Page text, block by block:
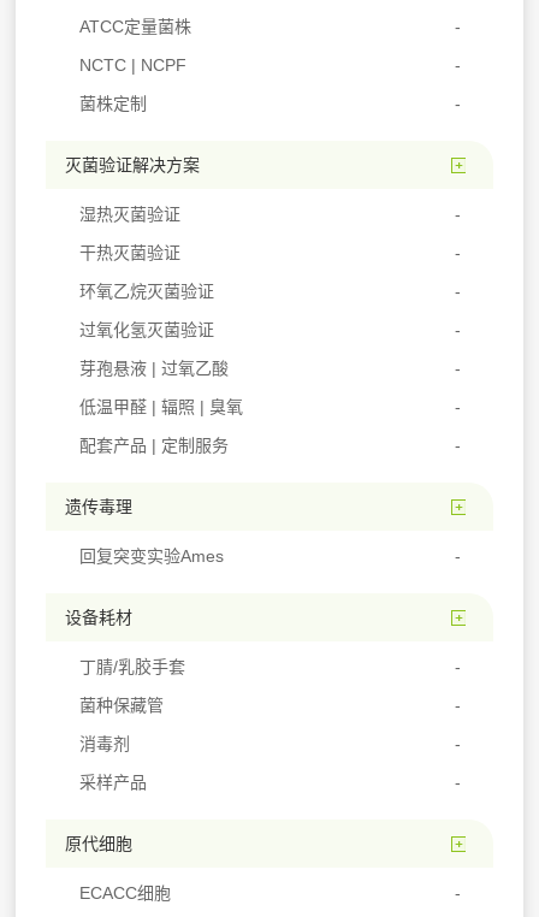
ATCC定量菌株
NCTC | NCPF
菌株定制
灭菌验证解决方案
湿热灭菌验证
干热灭菌验证
环氧乙烷灭菌验证
过氧化氢灭菌验证
芽孢悬液 | 过氧乙酸
低温甲醛 | 辐照 | 臭氧
配套产品 | 定制服务
遗传毒理
回复突变实验Ames
设备耗材
丁腈/乳胶手套
菌种保藏管
消毒剂
采样产品
原代细胞
ECACC细胞